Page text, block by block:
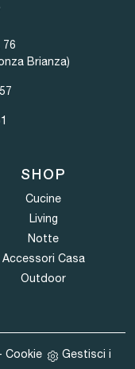
76
Brianza)
SHOP
Cucine
Living
Notte
Accessori Casa
Outdoor
Cookie
Gestisci i